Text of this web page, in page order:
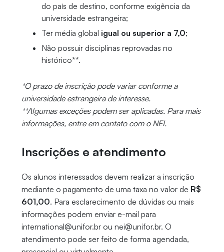
do país de destino, conforme exigência da
universidade estrangeira;
Ter média global igual ou superior a 7,0;
Não possuir disciplinas reprovadas no
histórico**.
*O prazo de inscrição pode variar conforme a
universidade estrangeira de interesse.
**Algumas exceções podem ser aplicadas. Para mais
informações, entre em contato com o NEI.
Inscrições e atendimento
Os alunos interessados devem realizar a inscrição
mediante o pagamento de uma taxa no valor de R$
601,00. Para esclarecimento de dúvidas ou mais
informações podem enviar e-mail para
international@unifor.br ou nei@unifor.br. O
atendimento pode ser feito de forma agendada,